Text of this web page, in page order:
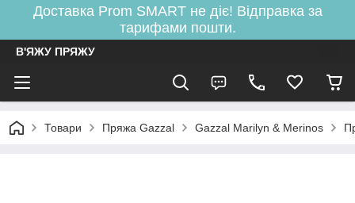
Доставка Prom SMART не діє! Відправка за
тарифами пошти.
В'ЯЖУ ПРЯЖУ
Товари Пряжа Gazzal Gazzal Marilyn & Merinos